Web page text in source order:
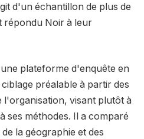
d'un échantillon de plus de
répondu Noir à leur
plateforme d'enquête en
préalable à partir des
l'organisation, visant plutôt à
ses méthodes. Il a comparé
la géographie et des